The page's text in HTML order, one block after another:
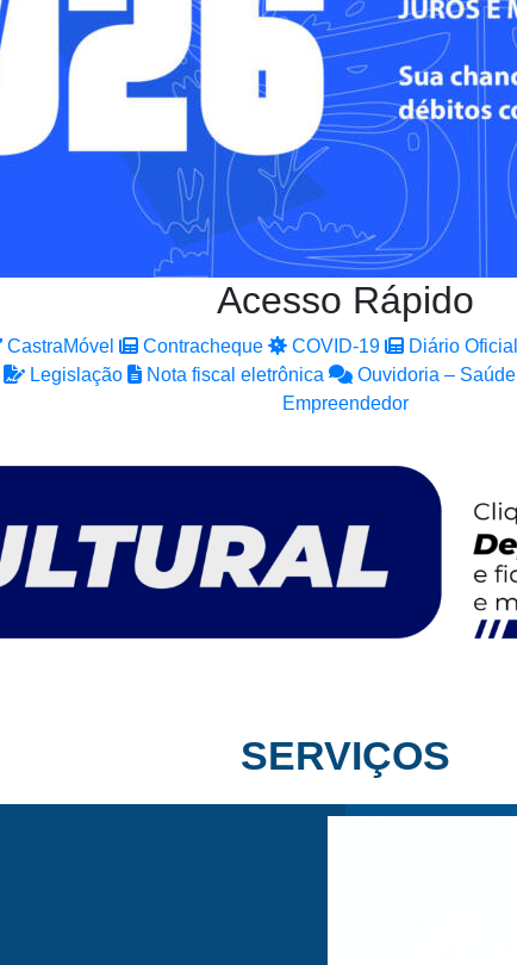
Acesso Rápido
CastraMóvel Contracheque COVID-19 Diário Oficial
Legislação Nota fiscal eletrônica Ouvidoria – Saúde
Empreendedor
SERVIÇOS